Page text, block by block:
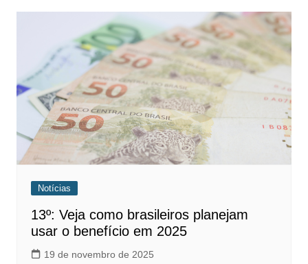
Notícias
13º: Veja como brasileiros planejam
usar o benefício em 2025
19 de novembro de 2025